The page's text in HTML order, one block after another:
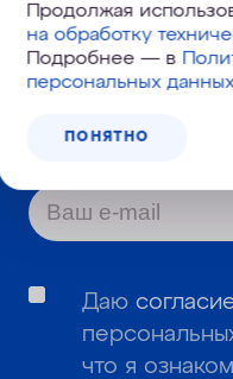
Продолжая
на обработку
Подробнее — в
персональных
ПОНЯТНО
Узнайте первым о
Даю
что я